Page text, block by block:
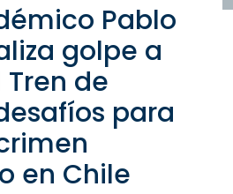
Pablo
golpe a
de
para
en Chile